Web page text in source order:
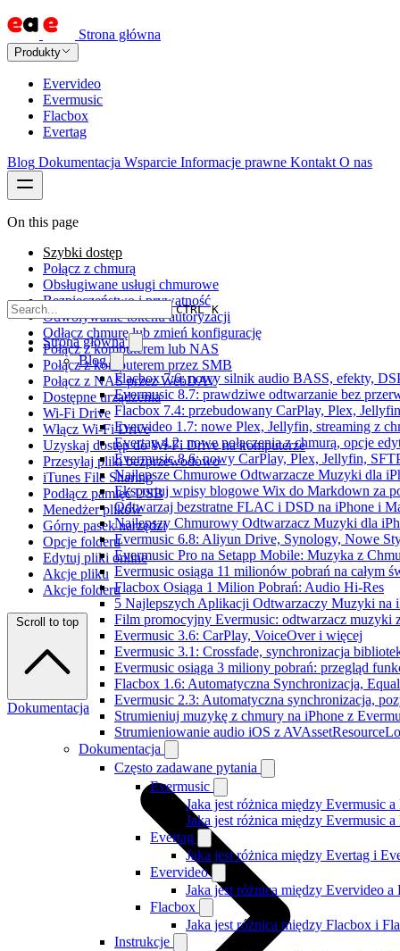
Strona główna
Produkty
Evervideo
Evermusic
Flacbox
Evertag
Blog Dokumentacja Wsparcie Informacje prawne Kontakt O nas
CTRL K
Strona główna
Blog
Flacbox 7.6: nowy silnik audio BASS, efekty,
Evermusic 8.7: prawdziwe odtwarzanie bez
Flacbox 7.4: przebudowany CarPlay, Plex,
Evervideo 1.7: nowe Plex, Jellyfin, streaming z
Evertag 4.2: nowe połączenia z chmurą, opcje
Evermusic 8.6: nowy CarPlay, Plex, Jellyfin,
Najlepsze Chmurowe Odtwarzacze Muzyki dla
Eksportuj wpisy blogowe Wix do Markdown za
Odtwarzaj bezstratne FLAC i DSD na iPhone i
Najlepszy Chmurowy Odtwarzacz Muzyki dla
Evermusic 6.8: Aliyun Drive, Synology, Nowe
Evermusic Pro na Setapp Mobile: Muzyka z
Evermusic osiąga 11 milionów pobrań na całym
Flacbox Osiąga 1 Milion Pobrań: Audio Hi-Res
5 Najlepszych Aplikacji Odtwarzaczy Muzyki na
Film promocyjny Evermusic: odtwarzacz muzyki
Evermusic 3.6: CarPlay, VoiceOver i więcej
Evermusic 3.1: Crossfade, synchronizacja
Evermusic osiąga 3 miliony pobrań: przegląd
Flacbox 1.6: Automatyczna Synchronizacja,
Evermusic 2.3: Automatyczna synchronizacja,
Strumieniuj muzykę z chmury na iPhone z
Strumieniowanie audio iOS z
Dokumentacja
Często zadawane pytania
Evermusic
Jaka jest różnica między Evermusic
Jaka jest różnica między Evermusic
Evertag
Jaka jest różnica między Evertag i
Evervideo
Jaka jest różnica między Evervideo a
Flacbox
Jaka jest różnica między Flacbox i
Instrukcje
On this page
Szybki dostęp
Połącz z chmurą
Obsługiwane usługi chmurowe
Bezpieczeństwo i prywatność
Odwoływanie tokenu autoryzacji
Odłącz chmurę lub zmień konfigurację
Połącz z komputerem lub NAS
Połącz z komputerem przez SMB
Połącz z NAS przez WebDAV
Dostępne urządzenia
Wi-Fi Drive
Włącz Wi-Fi Drive
Uzyskaj dostęp do Wi-Fi Drive na komputerze
Przesyłaj pliki bezprzewodowo
iTunes File Sharing
Podłącz pamięć USB
Menedżer plików
Górny pasek narzędzi
Opcje folderu
Edytuj pliki online
Akcje pliku
Akcje folderu
Scroll to top
Dokumentacja